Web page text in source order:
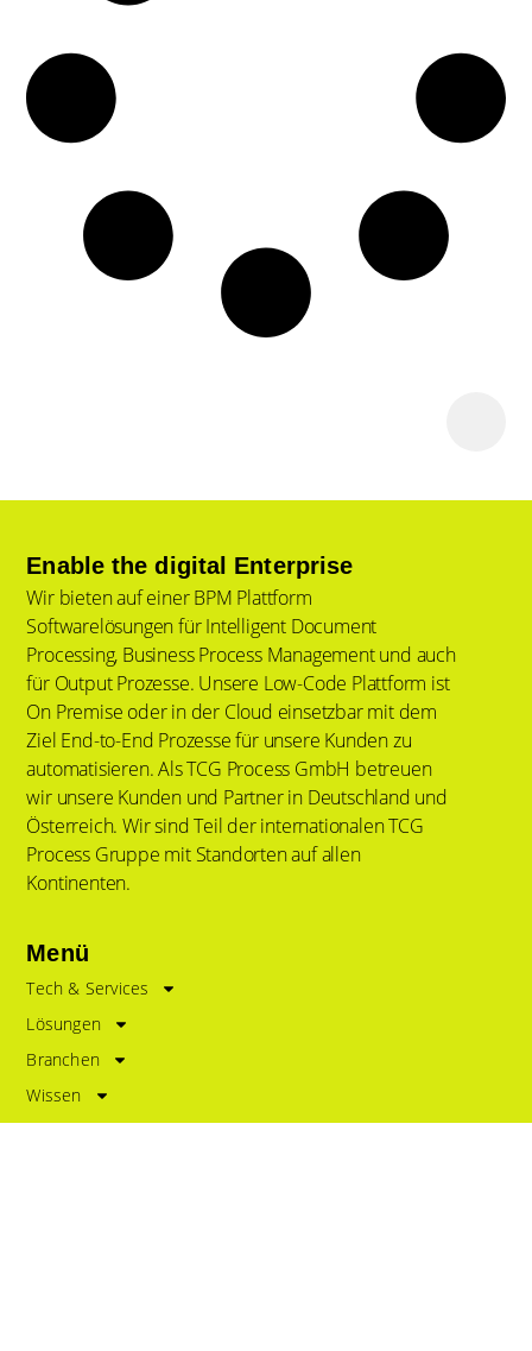
Enable the digital Enterprise
Wir bieten auf einer BPM Plattform
Softwarelösungen für Intelligent Document
Processing, Business Process Management und auch
für Output Prozesse. Unsere Low-Code Plattform ist
On Premise oder in der Cloud einsetzbar mit dem
Ziel End-to-End Prozesse für unsere Kunden zu
automatisieren. Als TCG Process GmbH betreuen
wir unsere Kunden und Partner in Deutschland und
Österreich. Wir sind Teil der internationalen TCG
Process Gruppe mit Standorten auf allen
Kontinenten.
Menü
Tech & Services
Lösungen
Branchen
Wissen
News